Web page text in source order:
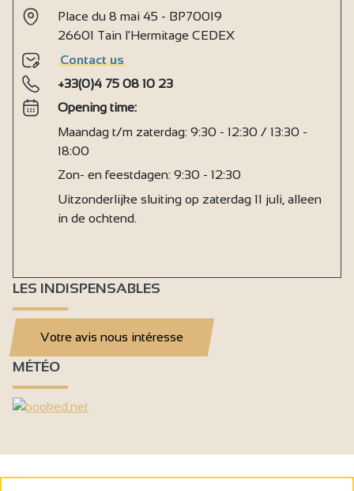
Place du 8 mai 45 - BP70019
26601 Tain l'Hermitage CEDEX
Contact us
+33(0)4 75 08 10 23
Opening time:
Maandag t/m zaterdag: 9:30 - 12:30 / 13:30 -
18:00
Zon- en feestdagen: 9:30 - 12:30
Uitzonderlijke sluiting op zaterdag 11 juli, alleen
in de ochtend.
LES INDISPENSABLES
Votre avis nous intéresse
MÉTÉO